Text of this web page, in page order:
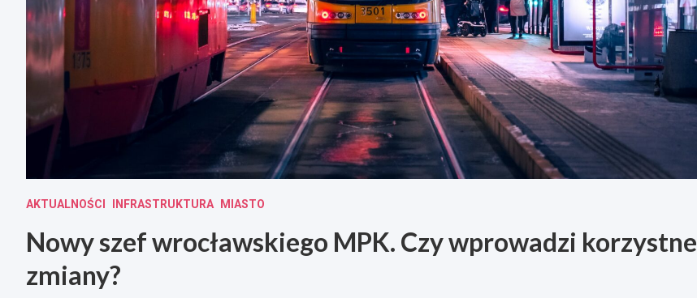
AKTUALNOŚCI INFRASTRUKTURA MIASTO
Nowy szef wrocławskiego MPK. Czy wprowadzi korzystne
zmiany?